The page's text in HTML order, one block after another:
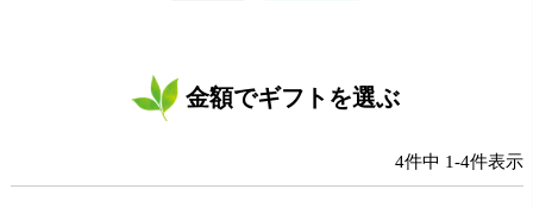
金額でギフトを選ぶ
4件中 1-4件表示